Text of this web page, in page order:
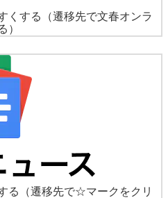
くする
（遷移先で文春オンラ
）
る
（遷移先で☆マークをクリ